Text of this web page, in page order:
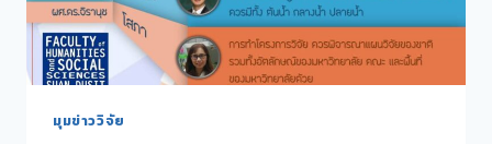
มุมข่าววิจัย